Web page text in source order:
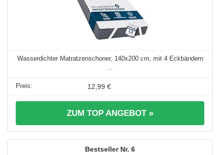
Wasserdichter Matratzenschoner, 140x200 cm, mit 4 Eckbändern
12,99 €
ZUM TOP ANGEBOT »
6